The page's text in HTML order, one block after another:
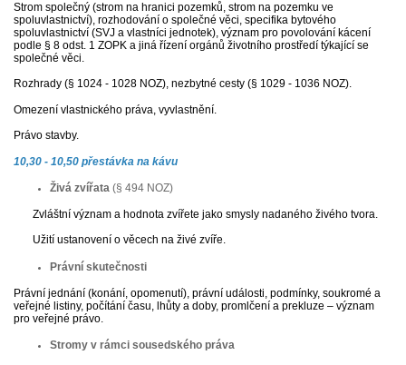
Strom společný (strom na hranici pozemků, strom na pozemku ve
spoluvlastnictví), rozhodování o společné věci, specifika bytového
spoluvlastnictví (SVJ a vlastníci jednotek), význam pro povolování kácení
podle § 8 odst. 1 ZOPK a jiná řízení orgánů životního prostředí týkající se
společné věci.
Rozhrady (§ 1024 - 1028 NOZ), nezbytné cesty (§ 1029 - 1036 NOZ).
Omezení vlastnického práva, vyvlastnění.
Právo stavby.
10,30 - 10,50 přestávka na kávu
Živá zvířata (§ 494 NOZ)
Zvláštní význam a hodnota zvířete jako smysly nadaného živého tvora.
Užití ustanovení o věcech na živé zvíře.
Právní skutečnosti
Právní jednání (konání, opomenutí), právní události, podmínky, soukromé a
veřejné listiny, počítání času, lhůty a doby, promlčení a prekluze – význam
pro veřejné právo.
Stromy v rámci sousedského práva